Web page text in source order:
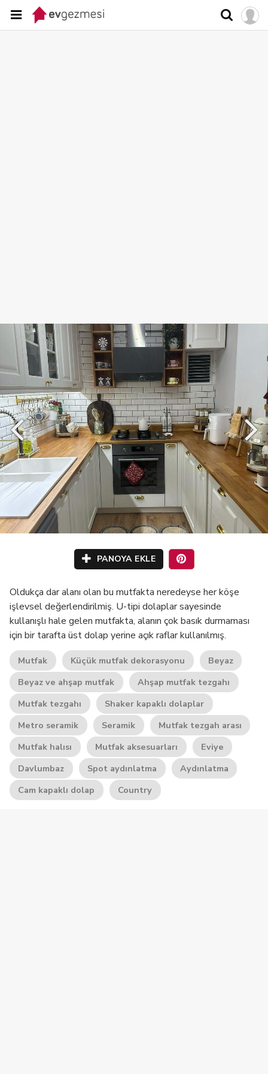
PANOYA EKLE
Oldukça dar alanı olan bu mutfakta neredeyse her köşe
işlevsel değerlendirilmiş. U-tipi dolaplar sayesinde
kullanışlı hale gelen mutfakta, alanın çok basık durmaması
için bir tarafta üst dolap yerine açık raflar kullanılmış.
Mutfak Küçük mutfak dekorasyonu
Beyaz
Beyaz ve ahşap mutfak
Ahşap mutfak tezgahı
Mutfak tezgahı
Shaker kapaklı dolaplar
Metro seramik
Seramik
Mutfak tezgah arası
Mutfak halısı
Mutfak aksesuarları
Eviye
Davlumbaz
Spot aydınlatma
Aydınlatma
Cam kapaklı dolap
Country